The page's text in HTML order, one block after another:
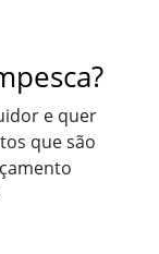
e quer
que são